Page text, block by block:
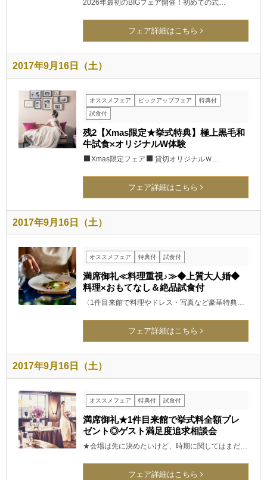
2026年最初のBIGフェア開催！初めての式…
フェア詳細はこちら
2017年9月16日（土）
オススメフェア ピックアップフェア
特典付
試食付
残2【Xmas限定★挙式特典】極上黒毛和
牛試食×オリジナルW体験
Xmas限定フェア 貸切オリジナルＷ…
フェア詳細はこちら
2017年9月16日（土）
オススメフェア 特典付 試食付
満席御礼≪料理重視♪≫◆上質大人婚◆
料理×おもてなし＆絶品試食付
〈1件目来館で料理やドレス・写真など豪華特典…
フェア詳細はこちら
2017年9月16日（土）
オススメフェア 特典付 試食付
満席御礼★1件目来館で挙式料全額プレ
ゼント◎ゲスト満足度追求相談会
★会場は先に決めたいけど、時期に関してはまだ…
フェア詳細はこちら